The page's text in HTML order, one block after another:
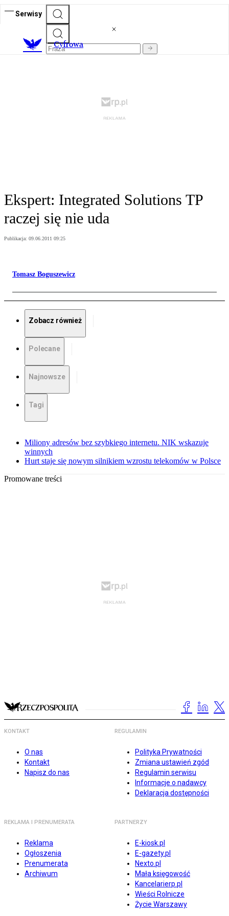
Serwisy
Cyfrowa
Ekspert: Integrated Solutions TP
raczej się nie uda
Publikacja: 09.06.2011 09:25
Tomasz Boguszewicz
Zobacz również
Polecane
Najnowsze
Tagi
Miliony adresów bez szybkiego internetu. NIK wskazuje
winnych
Hurt staje się nowym silnikiem wzrostu telekomów w Polsce
Promowane treści
KONTAKT
O nas
Kontakt
Napisz do nas
REGULAMIN
Polityka Prywatności
Zmiana ustawień zgód
Regulamin serwisu
Informacje o nadawcy
Deklaracja dostępności
REKLAMA I PRENUMERATA
Reklama
Ogłoszenia
Prenumerata
Archiwum
PARTNERZY
E-kiosk.pl
E-gazety.pl
Nexto.pl
Mała księgowość
Kancelarierp.pl
Wieści Rolnicze
Życie Warszawy